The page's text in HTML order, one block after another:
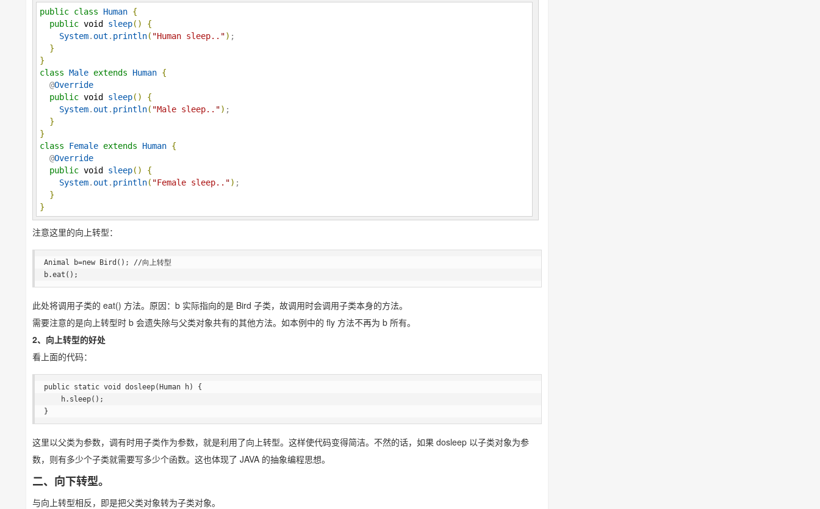
public class Human {
public void sleep( )
{
System. out . println( "Human sleep.. ") ;
}
}
class Male extends Human {
  @
Override
public void sleep( )
{
System. out . println( "Male sleep.. ") ;
}
}
class
Female extends Human {
  @
Override
public void sleep( )
{
System. out . println( "Female sleep.. ") ;
}
}
注意这里的向上转型：
Animal b=new Bird(); //向上转型
b.eat();
此处将调用子类的 eat() 方法。原因：b 实际指向的是 Bird 子类，故调用时会调用子类本身的方法。
需要注意的是向上转型时 b 会遗失除与父类对象共有的其他方法。如本例中的 fly 方法不再为 b 所有。
2、向上转型的好处
看上面的代码：
public static void dosleep(Human h) {
}
这里以父类为参数，调有时用子类作为参数，就是利用了向上转型。这样使代码变得简洁。不然的话，如果 dosleep 以子类对象为参
数，则有多少个子类就需要写多少个函数。这也体现了 JAVA 的抽象编程思想。
二、向下转型。
与向上转型相反，即是把父类对象转为子类对象。